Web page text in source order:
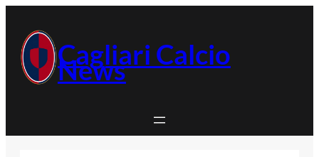
contenuto Cagliari Calcio
News